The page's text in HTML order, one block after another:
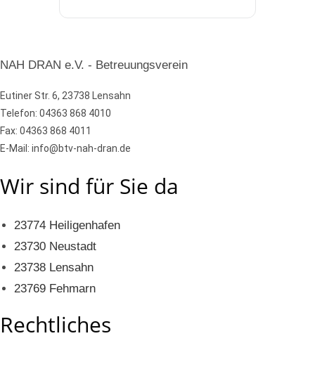
NAH DRAN e.V. - Betreuungsverein
Eutiner Str. 6, 23738 Lensahn
Telefon: 04363 868 4010
Fax: 04363 868 4011
E-Mail: info@btv-nah-dran.de
Wir sind für Sie da
23774 Heiligenhafen
23730 Neustadt
23738 Lensahn
23769 Fehmarn
Rechtliches